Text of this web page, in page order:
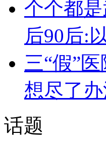
个个都
后90后:
三“假”
想尽了
话题